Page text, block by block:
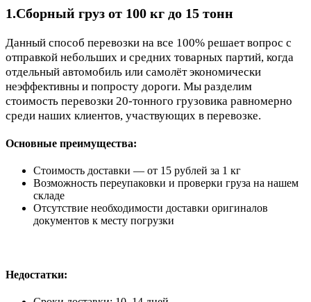
1.Cборный груз от 100 кг до 15 тонн
Данный способ перевозки на все 100% решает вопрос с
отправкой небольших и средних товарных партий, когда
отдельный автомобиль или самолёт экономически
неэффективны и попросту дороги. Мы разделим
стоимость перевозки 20-тонного грузовика равномерно
среди наших клиентов, участвующих в перевозке.
Основные преимущества:
Стоимость доставки — от 15 рублей за 1 кг
Возможность переупаковки и проверки груза на нашем
складе
Отсутствие необходимости доставки оригиналов
документов к месту погрузки
Недостатки: